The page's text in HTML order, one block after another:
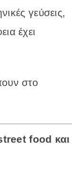
γεύσεις,
έχει
στο
food και